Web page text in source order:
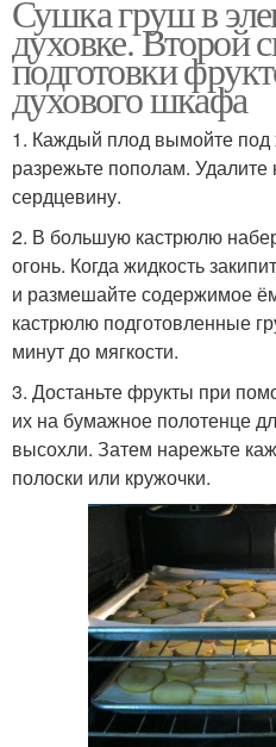
Сушка груш в
духовке. Второй
подготовки
духового шкафа
1. Каждый плод вымойте под
разрежьте пополам. Удалите
сердцевину.
2. В большую кастрюлю
огонь. Когда жидкость
и размешайте содержимое
кастрюлю подготовленные
минут до мягкости.
3. Достаньте фрукты при
их на бумажное полотенце
высохли. Затем нарежьте
полоски или кружочки.